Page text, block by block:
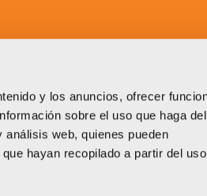
y los anuncios, ofrecer
sobre el uso que haga del
web, quienes pueden
hayan recopilado a partir del uso